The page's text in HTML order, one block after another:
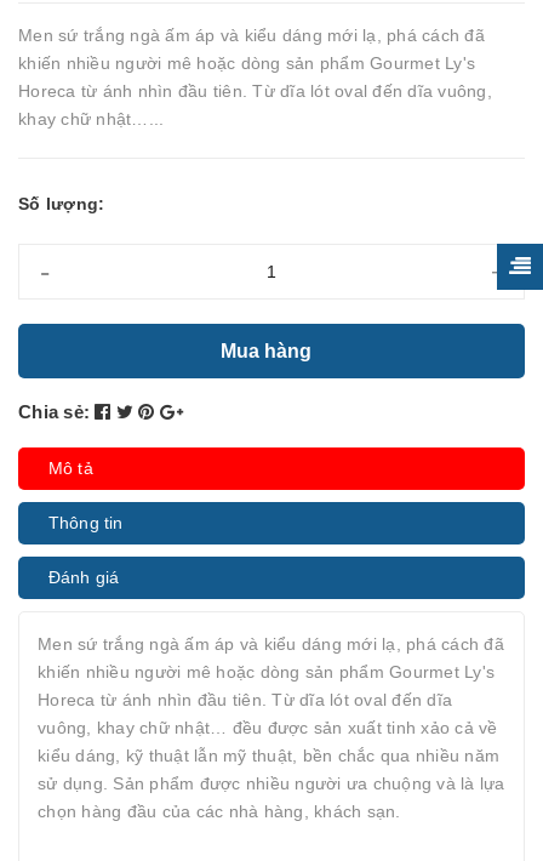
Men sứ trắng ngà ấm áp và kiểu dáng mới lạ, phá cách đã
khiến nhiều người mê hoặc dòng sản phẩm Gourmet Ly's
Horeca từ ánh nhìn đầu tiên. Từ dĩa lót oval đến dĩa vuông,
khay chữ nhật…...
Số lượng:
- +
Mua hàng
Chia sẻ:
Mô tả
Thông tin
Đánh giá
Men sứ trắng ngà ấm áp và kiểu dáng mới lạ, phá cách đã
khiến nhiều người mê hoặc dòng sản phẩm Gourmet Ly's
Horeca từ ánh nhìn đầu tiên. Từ dĩa lót oval đến dĩa
vuông, khay chữ nhật… đều được sản xuất tinh xảo cả về
kiểu dáng, kỹ thuật lẫn mỹ thuật, bền chắc qua nhiều năm
sử dụng. Sản phẩm được nhiều người ưa chuộng và là lựa
chọn hàng đầu của các nhà hàng, khách sạn.